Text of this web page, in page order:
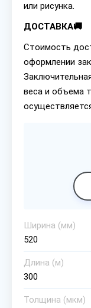
или рисунка.
ДОСТАВКА🚚
Стоимость
оформлении
веса и объема
Ширина (мм)
520
Длина (м)
300
Толщина (мкм)